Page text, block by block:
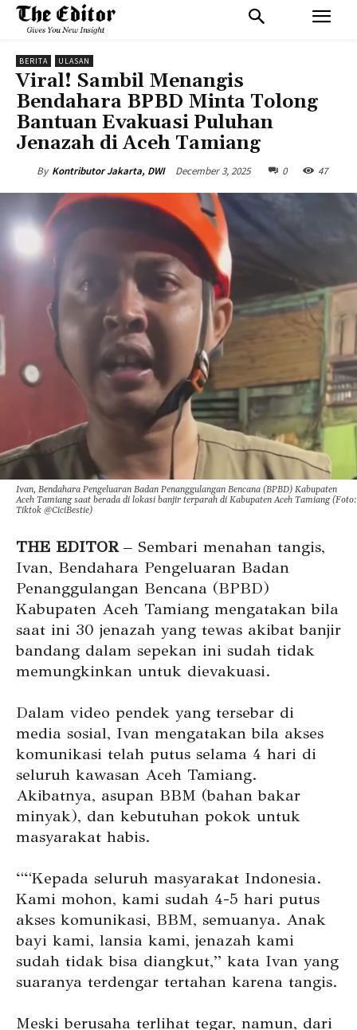
BERITA ULASAN
Viral! Sambil Menangis
Bendahara BPBD Minta Tolong
Bantuan Evakuasi Puluhan
Jenazah di Aceh Tamiang
By Kontributor Jakarta, DWI December 3, 2025 0 47
Ivan, Bendahara Pengeluaran Badan Penanggulangan Bencana (BPBD) Kabupaten
Aceh Tamiang saat berada di lokasi banjir terparah di Kabupaten Aceh Tamiang (Foto:
Tiktok @CiciBestie)
THE EDITOR– Sembari menahan tangis,
Ivan, Bendahara Pengeluaran Badan
Penanggulangan Bencana (BPBD)
Kabupaten Aceh Tamiang mengatakan bila
saat ini 30 jenazah yang tewas akibat banjir
bandang dalam sepekan ini sudah tidak
memungkinkan untuk dievakuasi.
Dalam video pendek yang tersebar di
media sosial, Ivan mengatakan bila akses
komunikasi telah putus selama 4 hari di
seluruh kawasan Aceh Tamiang.
Akibatnya, asupan BBM (bahan bakar
minyak), dan kebutuhan pokok untuk
masyarakat habis.
““Kepada seluruh masyarakat Indonesia.
Kami mohon, kami sudah 4-5 hari putus
akses komunikasi, BBM, semuanya. Anak
bayi kami, lansia kami, jenazah kami
sudah tidak bisa diangkut,” kata Ivan yang
suaranya terdengar tertahan karena tangis.
Meski berusaha terlihat tegar, namun, dari